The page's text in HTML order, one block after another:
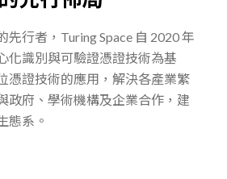
先行者，Turing Space 自 2020 年
化識別與可驗證憑證技術為基
憑證技術的應用，解決各產業繁
政府、學術機構及企業合作，建
態系。